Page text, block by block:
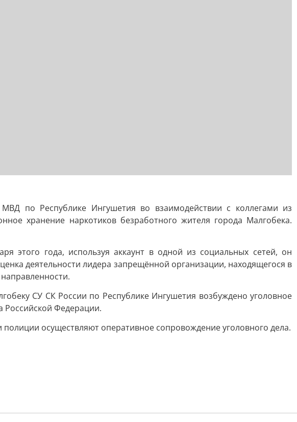
по Республике Ингушетия во взаимодействии с коллегами из
хранение наркотиков безработного жителя города Малгобека.
этого года, используя аккаунт в одной из социальных сетей, он
деятельности лидера запрещённой организации, находящегося в
СУ СК России по Республике Ингушетия возбуждено уголовное
Российской Федерации.
осуществляют оперативное сопровождение уголовного дела.